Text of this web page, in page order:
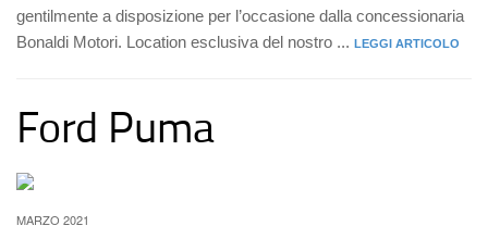
gentilmente a disposizione per l’occasione dalla concessionaria
Bonaldi Motori. Location esclusiva del nostro ... LEGGI ARTICOLO
Ford Puma
MARZO 2021